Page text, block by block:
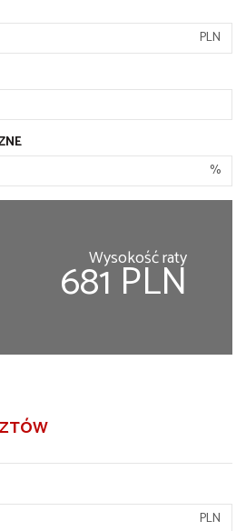
PLN
%
Wysokość raty
681 PLN
PLN